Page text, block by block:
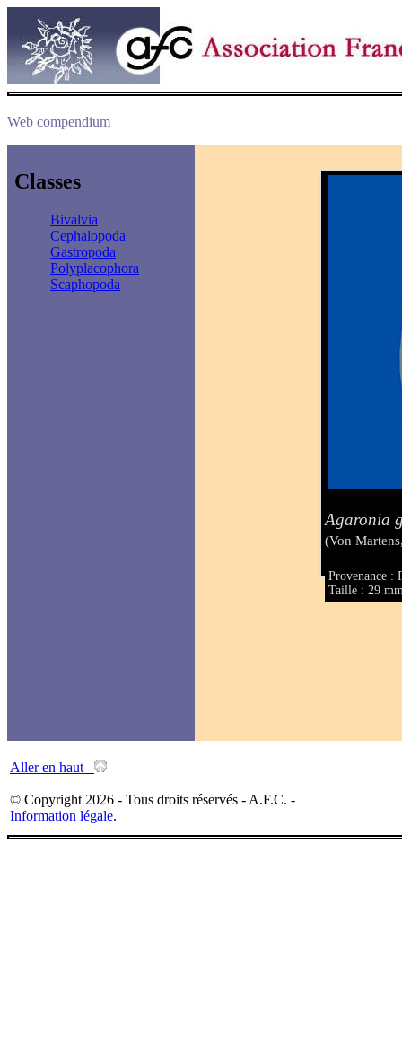
Web compendium
Classes
Bivalvia
Cephalopoda
Gastropoda
Polyplacophora
Scaphopoda
Agaronia
(Von
Provenance :
Taille : 29
Aller en haut
© Copyright 2026 - Tous droits réservés - A.F.C. -
Information légale.